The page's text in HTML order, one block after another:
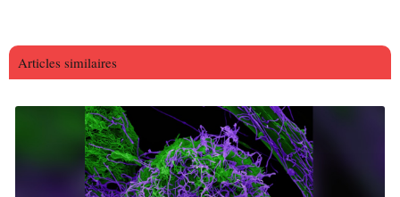
Articles similaires